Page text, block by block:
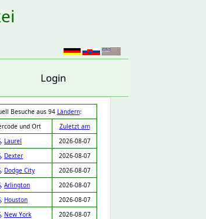
Login
Besuche aus 94 Ländern:
und Ort
Zuletzt am
, Laurel
2026-08-07
, Dexter
2026-08-07
, Dodge City
2026-08-07
, Arlington
2026-08-07
, Houston
2026-08-07
, New York
2026-08-07